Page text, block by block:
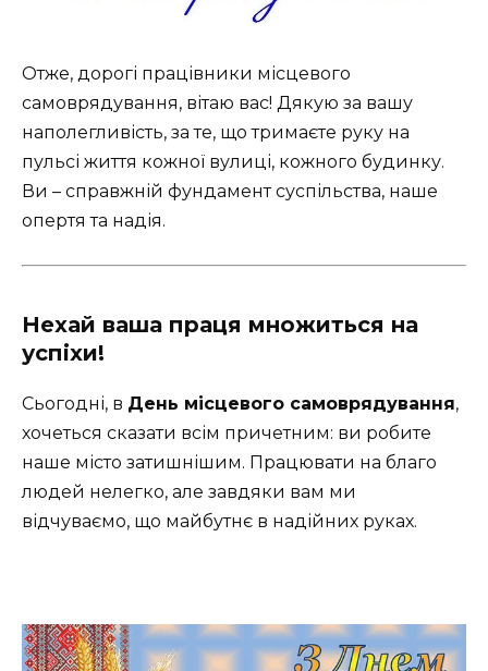
Отже, дорогі працівники місцевого
самоврядування, вітаю вас! Дякую за вашу
наполегливість, за те, що тримаєте руку на
пульсі життя кожної вулиці, кожного будинку.
Ви – справжній фундамент суспільства, наше
опертя та надія.
Нехай ваша праця множиться на
успіхи!
Сьогодні, в День місцевого самоврядування,
хочеться сказати всім причетним: ви робите
наше місто затишнішим. Працювати на благо
людей нелегко, але завдяки вам ми
відчуваємо, що майбутнє в надійних руках.